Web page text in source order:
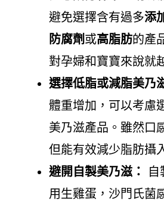
避免選擇含有過多添
防腐劑 或高脂肪的產
對孕婦和寶寶來說就
選擇低脂或減脂美乃
體重增加，可以考慮
美乃滋產品。雖然口
但能有效減少脂肪攝
避開自製美乃滋：
用生雞蛋，沙門氏菌